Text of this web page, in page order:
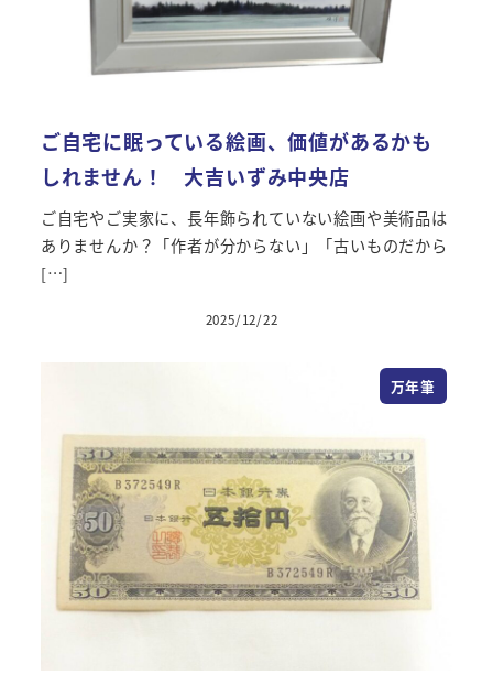
ご自宅に眠っている絵画、価値があるかも
しれません！ 大吉いずみ中央店
ご自宅やご実家に、長年飾られていない絵画や美術品は
ありませんか？「作者が分からない」「古いものだから
[…]
2025/12/22
万年筆